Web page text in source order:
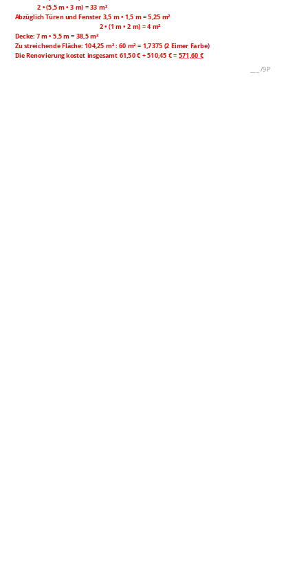
2 • (5,5 m • 3 m) = 33 m²
Abzüglich Türen und Fenster 3,5 m • 1,5 m = 5,25 m²
2 • (1 m • 2 m) = 4 m²
Decke: 7 m • 5,5 m = 38,5 m²
Zu streichende Fläche: 104,25 m² : 60 m² = 1,7375 (2 Eimer Farbe)
Die Renovierung kostet insgesamt 61,50 € + 510,45 € = 571,60 €
/9P